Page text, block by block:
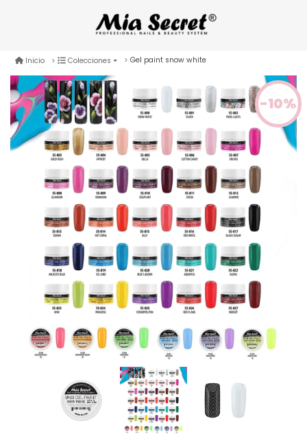
Inicio Colecciones Gel paint snow white
-10%